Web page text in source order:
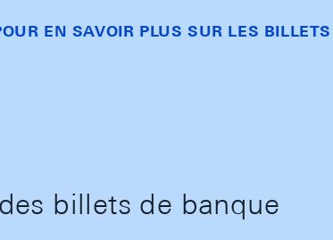
EN SAVOIR PLUS SUR LES
billets de banque